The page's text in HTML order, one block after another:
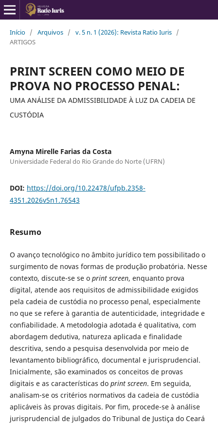
Início / Arquivos / v. 5 n. 1 (2026): Revista Ratio Iuris /
ARTIGOS
PRINT SCREEN COMO MEIO DE
PROVA NO PROCESSO PENAL:
UMA ANÁLISE DA ADMISSIBILIDADE À LUZ DA CADEIA DE
CUSTÓDIA
Amyna Mirelle Farias da Costa
Universidade Federal do Rio Grande do Norte (UFRN)
DOI: https://doi.org/10.22478/ufpb.2358-
4351.2026v5n1.76543
Resumo
O avanço tecnológico no âmbito jurídico tem possibilitado o
surgimento de novas formas de produção probatória. Nesse
contexto, discute-se se o print screen, enquanto prova
digital, atende aos requisitos de admissibilidade exigidos
pela cadeia de custódia no processo penal, especialmente
no que se refere à garantia de autenticidade, integridade e
confiabilidade. A metodologia adotada é qualitativa, com
abordagem dedutiva, natureza aplicada e finalidade
descritiva, sendo a pesquisa desenvolvida por meio de
levantamento bibliográfico, documental e jurisprudencial.
Inicialmente, são examinados os conceitos de provas
digitais e as características doprint screen. Em seguida,
analisam-se os critérios normativos da cadeia de custódia
aplicáveis às provas digitais. Por fim, procede-se à análise
jurisprudencial de julgados do Tribunal de Justiça do Ceará